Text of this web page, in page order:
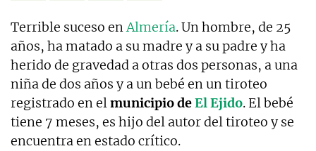
Terrible suceso enAlmería. Un hombre, de 25
años, ha matado a su madre y a su padre y ha
herido de gravedad a otras dos personas, a una
niña de dos años y a un bebé en un tiroteo
registrado en elmunicipio deEl Ejido. El bebé
tiene 7 meses, es hijo del autor del tiroteo y se
encuentra en estado crítico.